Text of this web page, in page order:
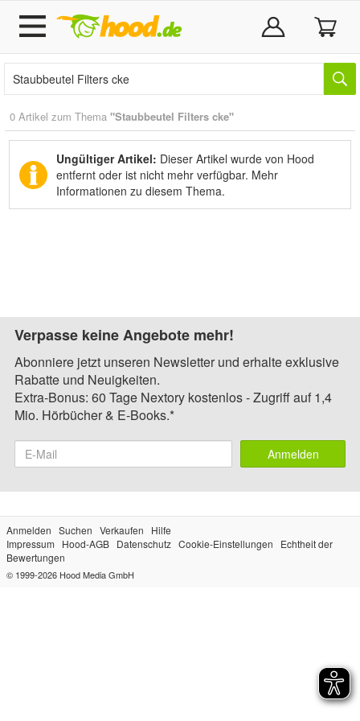
0 Artikel zum Thema "Staubbeutel Filters cke"
Ungültiger Artikel: Dieser Artikel wurde von Hood
entfernt oder ist nicht mehr verfügbar. Mehr
Informationen zu diesem Thema.
Verpasse keine Angebote mehr!
Abonniere jetzt unseren Newsletter und erhalte exklusive
Rabatte und Neuigkeiten.
Extra-Bonus: 60 Tage Nextory kostenlos - Zugriff auf 1,4
Mio. Hörbücher & E-Books.*
Anmelden
Anmelden Suchen Verkaufen
Hilfe
Impressum
Hood-AGB Datenschutz Cookie-Einstellungen
Echtheit der
Bewertungen
© 1999-2026 Hood Media GmbH